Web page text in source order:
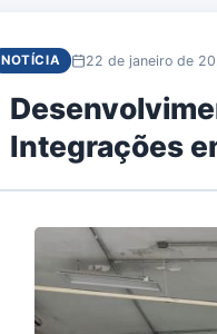
NOTÍCIA 22 de janeiro de
Integrações